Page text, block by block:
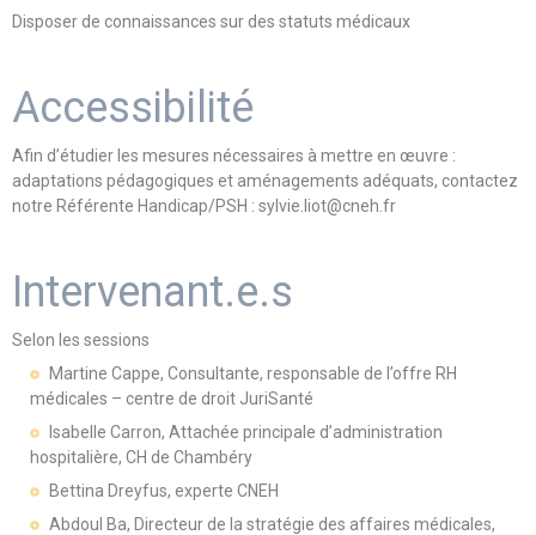
Disposer de connaissances sur des statuts médicaux
Accessibilité
Afin d’étudier les mesures nécessaires à mettre en œuvre :
adaptations pédagogiques et aménagements adéquats, contactez
notre Référente Handicap/PSH : sylvie.liot@cneh.fr
Intervenant.e.s
Selon les sessions
Martine Cappe, Consultante, responsable de l’offre RH
médicales – centre de droit JuriSanté
Isabelle Carron, Attachée principale d’administration
hospitalière, CH de Chambéry
Bettina Dreyfus, experte CNEH
Abdoul Ba, Directeur de la stratégie des affaires médicales,